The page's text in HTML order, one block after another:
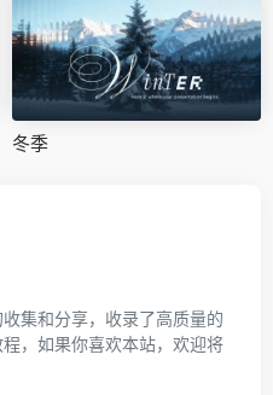
冬季
集和分享，收录了高质量的
，如果你喜欢本站，欢迎将